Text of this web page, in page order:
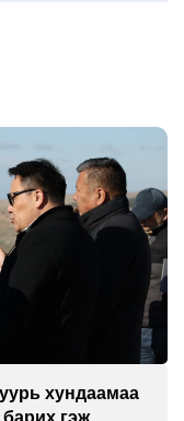
хундаамаа